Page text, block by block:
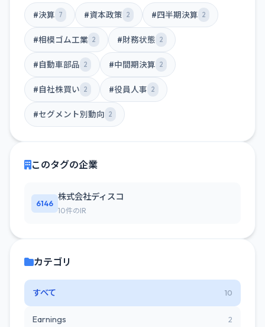
#決算 7 #資本政策 2 #四半期決算 2
#相模ゴム工業 2 #財務状態 2
#自動車部品 2 #中間期決算 2
#自社株買い 2 #役員人事 2
#セグメント別動向 2
このタグの企業
6146
株式会社ディスコ
10件のIR
カテゴリ
すべて 10
Earnings 2